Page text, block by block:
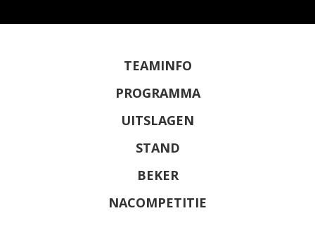
TEAMINFO
PROGRAMMA
UITSLAGEN
STAND
BEKER
NACOMPETITIE